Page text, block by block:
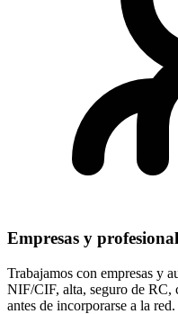
Empresas y
Trabajamos con empresas y
NIF/CIF, alta, seguro de RC,
antes de incorporarse a la red.